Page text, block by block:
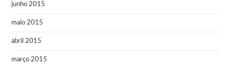
junho 2015
maio 2015
abril 2015
março 2015